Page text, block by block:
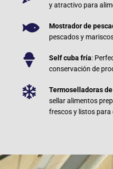
y atractivo para
Mostrador de
pescados y
Self cuba fría:
conservación de
Termoselladoras
sellar alimentos
frescos y listos para